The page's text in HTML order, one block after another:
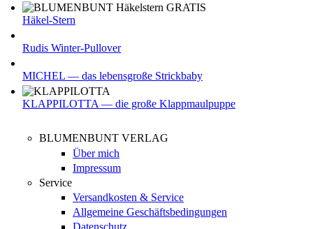
Häkel-Stern
Rudis Winter-Pullover
MICHEL — das lebensgroße Strickbaby
KLAPPILOTTA — die große Klappmaulpuppe
BLUMENBUNT VERLAG
Über mich
Impressum
Service
Versandkosten & Service
Allgemeine Geschäftsbedingungen